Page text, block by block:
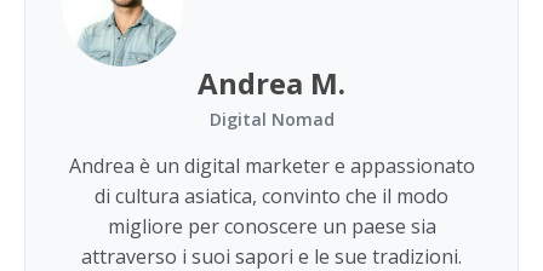
Andrea M.
Digital Nomad
Andrea è un digital marketer e appassionato
di cultura asiatica, convinto che il modo
migliore per conoscere un paese sia
attraverso i suoi sapori e le sue tradizioni.